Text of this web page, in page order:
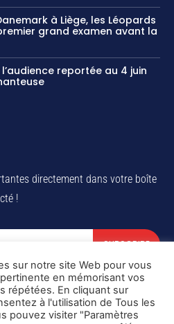
à Liège, les Léopards
grand examen avant la
reportée au 4 juin
directement dans votre boîte
!
SUBSCRIBE
Policy.
sur notre site Web pour vous
en mémorisant vos
répétées. En cliquant sur
à l'utilisation de Tous les
pouvez visiter "Paramètres